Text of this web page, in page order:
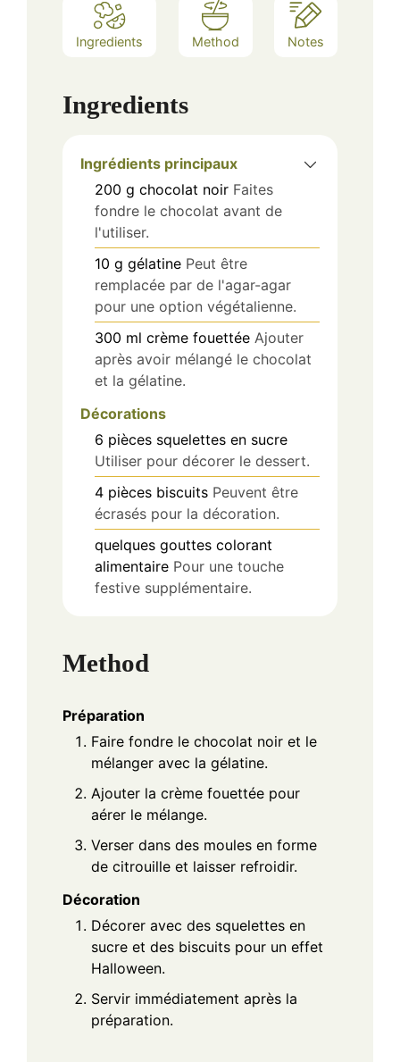
Ingredients Method Notes
Ingredients
Ingrédients principaux
200 g chocolat noir Faites
fondre le chocolat avant de
l'utiliser.
10 g gélatine Peut être
remplacée par de l'agar-agar
pour une option végétalienne.
300 ml crème fouettée Ajouter
après avoir mélangé le chocolat
et la gélatine.
Décorations
6 pièces squelettes en sucre
Utiliser pour décorer le dessert.
4 pièces biscuits Peuvent être
écrasés pour la décoration.
quelques gouttes colorant
alimentaire Pour une touche
festive supplémentaire.
Method
Préparation
Faire fondre le chocolat noir et le
mélanger avec la gélatine.
Ajouter la crème fouettée pour
aérer le mélange.
Verser dans des moules en forme
de citrouille et laisser refroidir.
Décoration
Décorer avec des squelettes en
sucre et des biscuits pour un effet
Halloween.
Servir immédiatement après la
préparation.